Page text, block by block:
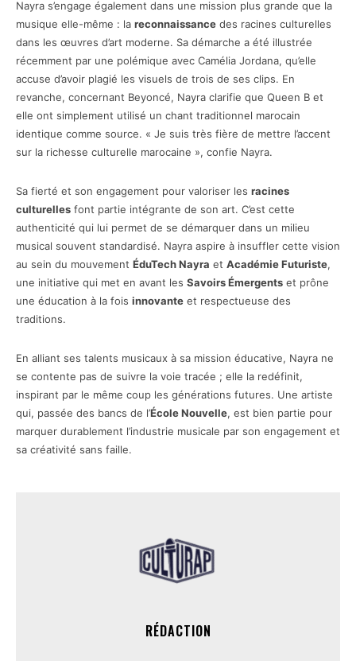
Nayra s’engage également dans une mission plus grande que la
musique elle-même : la reconnaissance des racines culturelles
dans les œuvres d’art moderne. Sa démarche a été illustrée
récemment par une polémique avec Camélia Jordana, qu’elle
accuse d’avoir plagié les visuels de trois de ses clips. En
revanche, concernant Beyoncé, Nayra clarifie que Queen B et
elle ont simplement utilisé un chant traditionnel marocain
identique comme source. « Je suis très fière de mettre l’accent
sur la richesse culturelle marocaine », confie Nayra.
Sa fierté et son engagement pour valoriser les racines
culturelles font partie intégrante de son art. C’est cette
authenticité qui lui permet de se démarquer dans un milieu
musical souvent standardisé. Nayra aspire à insuffler cette vision
au sein du mouvement ÉduTech Nayra et Académie Futuriste,
une initiative qui met en avant les Savoirs Émergents et prône
une éducation à la fois innovante et respectueuse des
traditions.
En alliant ses talents musicaux à sa mission éducative, Nayra ne
se contente pas de suivre la voie tracée ; elle la redéfinit,
inspirant par le même coup les générations futures. Une artiste
qui, passée des bancs de l’École Nouvelle, est bien partie pour
marquer durablement l’industrie musicale par son engagement et
sa créativité sans faille.
RÉDACTION